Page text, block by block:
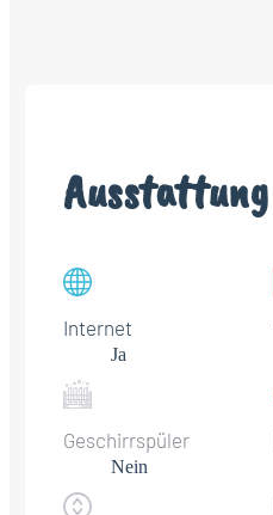
Ausstattung
Internet
Ja
Geschirrspüler
Nein